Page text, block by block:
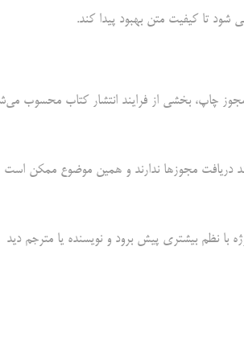
شود تا کیفیت متن بهبود پیدا کند.
چاپ، بخشی از فرایند انتشار کتاب محسوب
دریافت مجوزها ندارند و همین موضوع ممکن است
با نظم بیشتری پیش برود و نویسنده یا مترجم دید